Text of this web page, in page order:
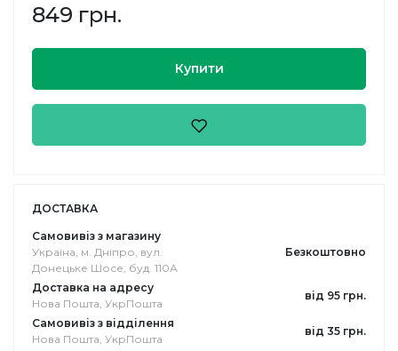
849 грн.
Купити
ДОСТАВКА
Самовивіз з магазину
Україна, м. Дніпро, вул.
Донецьке Шосе, буд. 110А
Безкоштовно
Доставка на адресу
Нова Пошта, УкрПошта
від 95 грн.
Самовивіз з відділення
Нова Пошта, УкрПошта
від 35 грн.